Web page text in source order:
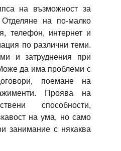
на възможност за
на по-малко
телефон, интернет и
по различни теми.
и затруднения при
да има проблеми с
поемане на
Проява на
способности,
на ума, но само
занимание с някаква